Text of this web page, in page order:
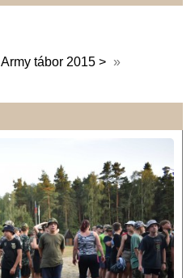
Army tábor 2015
»